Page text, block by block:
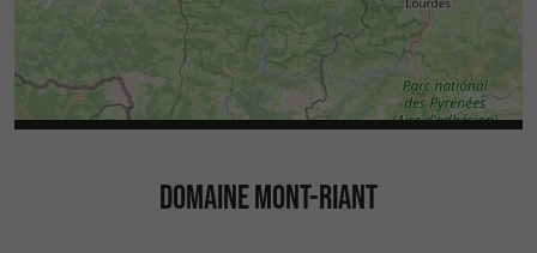
DOMAINE MONT-RIANT